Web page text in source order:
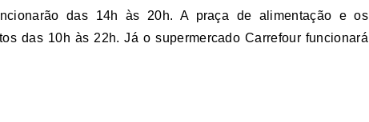
das 14h às 20h. A praça de alimentação e os
das 10h às 22h. Já o supermercado Carrefour funcionará